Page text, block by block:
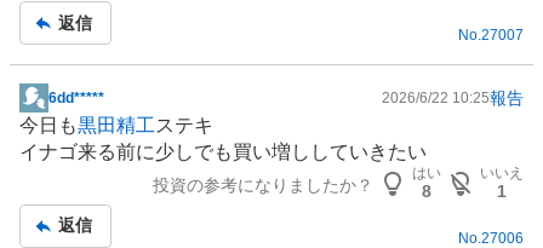
返信
No.27007
掲
示
板
6dd***** 2026/6/22 10:25報告
今日も黒田精工ステキ
イナゴ来る前に少しでも買い増ししていきたい
投資の参考になりましたか？
はい
8
いいえ
1
返信
No.27006